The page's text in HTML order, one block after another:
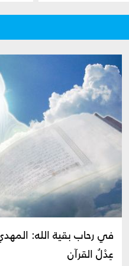
في رحاب بقية الله:
عِدْلُ القرآن